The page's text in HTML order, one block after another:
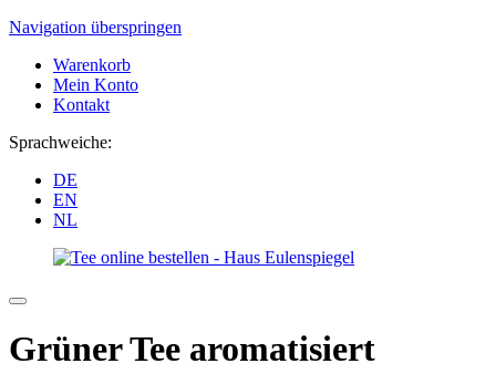
Navigation überspringen
Warenkorb
Mein Konto
Kontakt
Sprachweiche:
DE
EN
NL
Grüner Tee aromatisiert